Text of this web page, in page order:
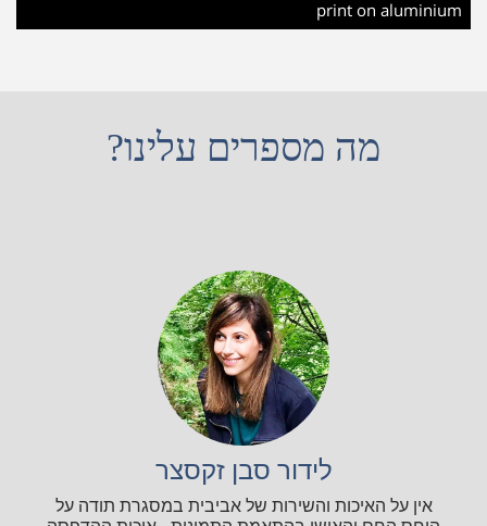
print on aluminium
מה מספרים עלינו?
לידור סבן זקסצר
אין על האיכות והשירות של אביבית במסגרת תודה על